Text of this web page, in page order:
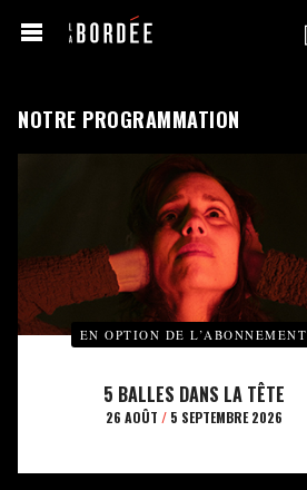
NOTRE PROGRAMMATION
EN OPTION DE L’ABONNEMENT
5 BALLES DANS LA TÊTE
26 AOÛT /5 SEPTEMBRE 2026